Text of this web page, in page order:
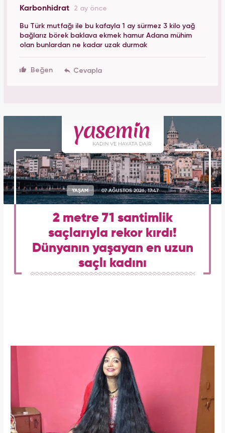
Karbonhidrat 2 ay önce
Bu Türk mutfağı ile bu kafayla 1 ay sürmez 3 kilo yağ
bağlarız börek baklava ekmek hamur Adana mühim
olan bunlardan ne kadar uzak durmak
Beğen
YAŞAM 07 AĞUSTOS 2026, 17:47
2 metre 71 santimlik
saçlarıyla rekor kırdı!
Dünyanın yaşayan en uzun
saçlı kadını